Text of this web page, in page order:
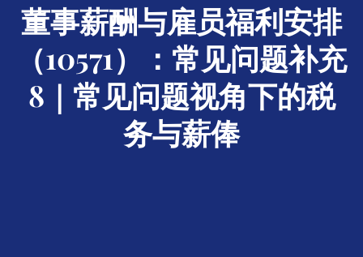
董事薪酬与雇员福利安排
（10571）：常见问题补充
8｜常见问题视角下的税
务与薪俸